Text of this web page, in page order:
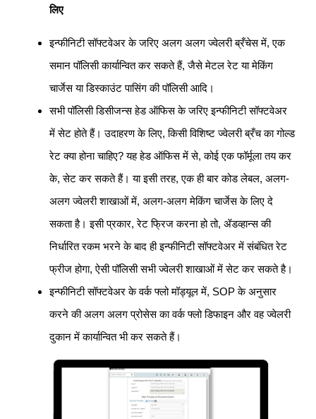
लिए
इन्फीनिटी सॉफ्टवेअर के जरिए अलग अलग ज्वेलरी ब्रँचेस में, एक
समान पॉलिसी कार्यान्वित कर सकते हैं, जैसे मेटल रेट या मेकिंग
चार्जेस या डिस्काउंट पासिंग की पॉलिसी आदि।
सभी पॉलिसी डिसीजन्स हेड ऑफिस के जरिए इन्फीनिटी सॉफ्टवेअर
में सेट होते हैं। उदाहरण के लिए, किसी विशिष्ट ज्वेलरी ब्रँच का गोल्ड
रेट क्या होना चाहिए? यह हेड ऑफिस में से, कोई एक फॉर्मूला तय कर
के, सेट कर सकते हैं। या इसी तरह, एक ही बार कोड लेबल, अलग-
अलग ज्वेलरी शाखाओं में, अलग-अलग मेकिंग चार्जेस के लिए दे
सकता है। इसी प्रकार, रेट फ्रिज करना हो तो, ॲडव्हान्स की
निर्धारित रकम भरने के बाद ही इन्फीनिटी सॉफ्टवेअर में संबंधित रेट
फ्रीज होगा, ऐसी पॉलिसी सभी ज्वेलरी शाखाओं में सेट कर सकते है।
इन्फीनिटी सॉफ्टवेअर के वर्क फ्लो मॉड्यूल में, SOP के अनुसार
करने की अलग अलग प्रोसेस का वर्क फ्लो डिफाइन और वह ज्वेलरी
दुकान में कार्यान्वित भी कर सकते हैं।